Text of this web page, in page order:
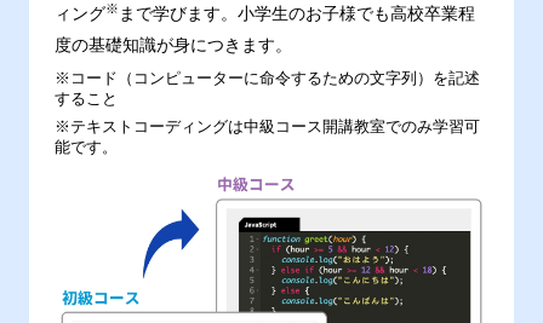
ィング※ まで学びます。小学生のお子様でも高校卒業程
度の基礎知識が身につきます。
※コード（コンピューターに命令するための文字列）を記述
すること
※テキストコーディングは中級コース開講教室でのみ学習可
能です。